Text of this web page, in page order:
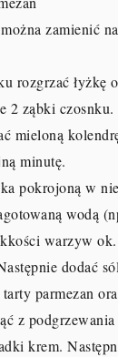
zamienić
rozgrzać łyżkę
2 ząbki czosnku.
mieloną
minutę.
pokrojoną w
wodą
warzyw
dodać
parmezan
z
krem.